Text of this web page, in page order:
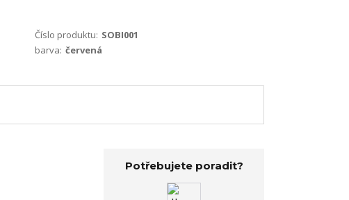
Číslo produktu: SOBI001
barva: červená
Potřebujete poradit?